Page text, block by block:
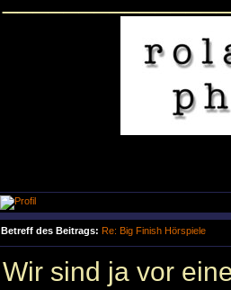
Betreff des Beitrags: Re: Big Finish Hörspiele
Wir sind ja vor